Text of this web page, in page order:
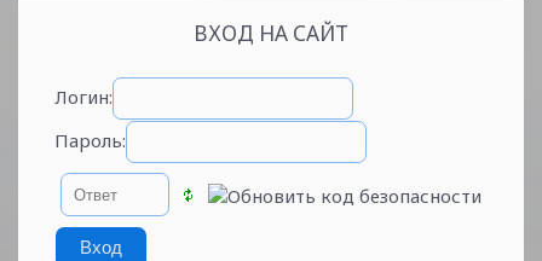
ВХОД НА САЙТ
Логин:
Пароль: